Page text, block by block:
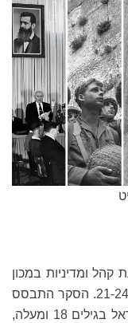
קהל ומדיניות במכון
הישראלי לדמוקרטיה, בתאריכים 21-24/4/2025. הסקר התבסס
על מדגם מייצג של כלל האוכלוסייה בישראל בגילים 18 ומעלה,